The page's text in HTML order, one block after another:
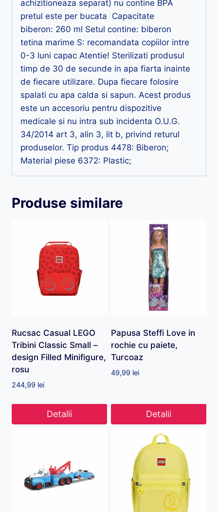
achizitioneaza separat) nu contine BPA
pretul este per bucata Capacitate
biberon: 260 ml Setul contine: biberon
tetina marime S: recomandata copiilor intre
0-3 luni capac Atentie! Sterilizati produsul
timp de 30 de secunde in apa fiarta inainte
de fiecare utilizare. Dupa fiecare folosire
spalati cu apa calda si sapun. Acest produs
este un accesoriu pentru dispozitive
medicale si nu intra sub incidenta O.U.G.
34/2014 art 3, alin 3, lit b, privind returul
produselor. Tip produs 4478: Biberon;
Material piese 6372: Plastic;
Produse similare
Rucsac Casual LEGO
Tribini Classic Small –
design Filled Minifigure,
rosu
244,99 lei
Detalii
Papusa Steffi Love in
rochie cu paiete,
Turcoaz
49,99 lei
Detalii